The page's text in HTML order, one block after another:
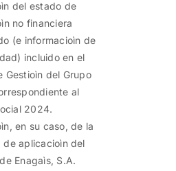
del estado de
no financiera
(e informacioìn de
incluido en el
Gestioìn del Grupo
al
2024.
en su caso, de la
de aplicacioìn del
Enagaìs, S.A.